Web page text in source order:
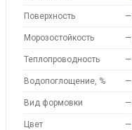
Поверхность —
Морозостойкость —
Теплопроводность —
Водопоглощение, % —
Вид формовки —
Цвет —